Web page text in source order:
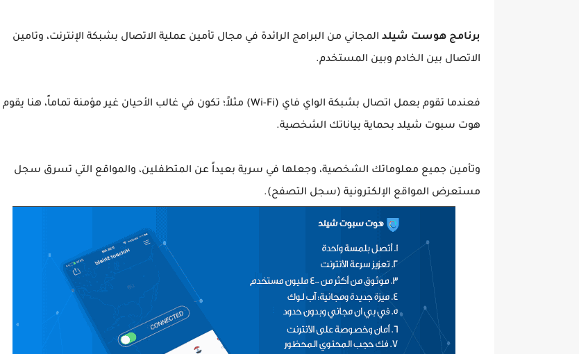
برنامج هوست شيلد المجاني من البرامج الرائدة في مجال تأمين عملية الاتصال بشبكة الإنترنت، وتامين
الاتصال بين الخادم وبين المستخدم.
فعندما تقوم بعمل اتصال بشبكة الواي فاي (Wi-Fi) مثلاً؛ تكون في غالب الأحيان غير مؤمنة تماماً، هنا يقوم
هوت سبوت شيلد بحماية بياناتك الشخصية.
وتأمين جميع معلوماتك الشخصية، وجعلها في سرية بعيداً عن المتطفلين، والمواقع التي تسرق سجل
مستعرض المواقع الإلكترونية (سجل التصفح).